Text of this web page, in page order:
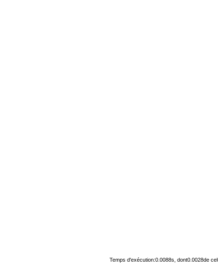
Temps d'exécution:0.0088s, dont0.0028de